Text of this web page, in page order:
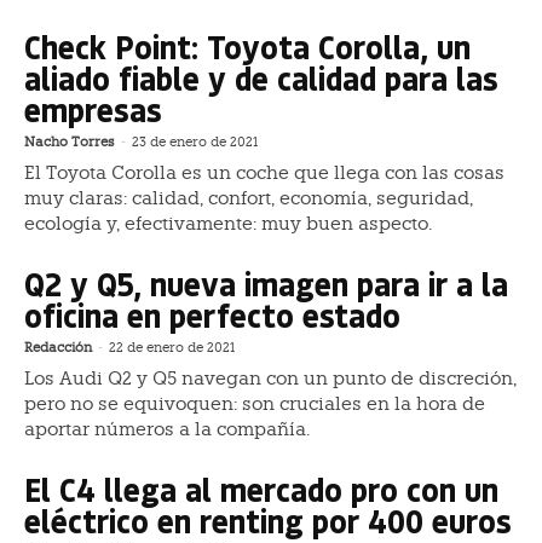
Check Point: Toyota Corolla, un
aliado fiable y de calidad para las
empresas
Nacho Torres - 23 de enero de 2021
El Toyota Corolla es un coche que llega con las cosas
muy claras: calidad, confort, economía, seguridad,
ecología y, efectivamente: muy buen aspecto.
Q2 y Q5, nueva imagen para ir a la
oficina en perfecto estado
Redacción - 22 de enero de 2021
Los Audi Q2 y Q5 navegan con un punto de discreción,
pero no se equivoquen: son cruciales en la hora de
aportar números a la compañía.
El C4 llega al mercado pro con un
eléctrico en renting por 400 euros